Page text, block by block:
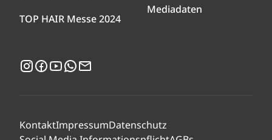
TOP HAIR Messe 2024
Mediadaten
Instagram
Facebook
YouTubeWhatsApp
KontaktImpressumDatenschutz